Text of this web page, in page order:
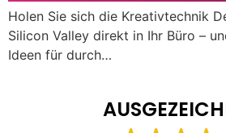
Holen Sie sich die Kreativtechnik
Silicon Valley direkt in Ihr Büro –
Ideen für durch…